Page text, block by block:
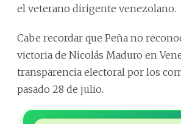
el veterano dirigente venezolano.
Cabe recordar que Peña no
victoria de Nicolás Maduro en
transparencia electoral por los
pasado 28 de julio.